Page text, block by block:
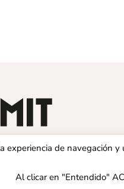
experiencia de
Al clicar en "Entendido"